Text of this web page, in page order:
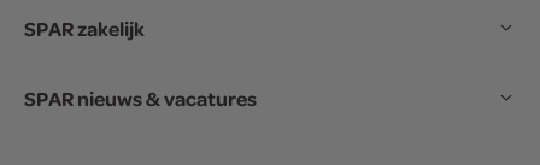
SPAR zakelijk
SPAR nieuws & vacatures